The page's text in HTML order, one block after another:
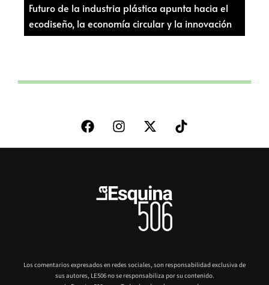
Futuro de la industria plástica apunta hacia el
ecodiseño, la economía circular y la innovación
Los comentarios expresados en redes sociales, son responsabilidad exclusiva de
sus autores, LE506 no se responsabiliza por su contenido.